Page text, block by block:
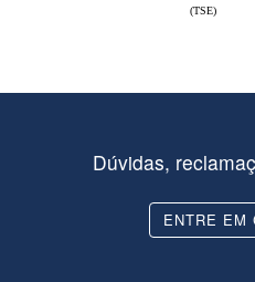
(TSE)
Dúvidas,
ENTRE EM